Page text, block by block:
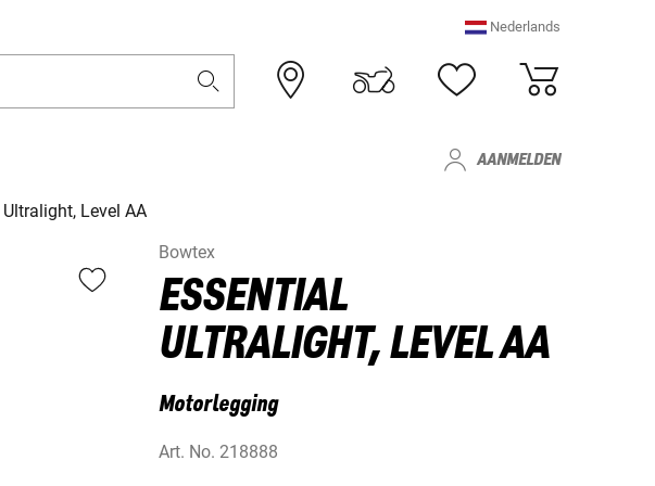
Nederlands
AANMELDEN
Level AA
Bowtex
ESSENTIAL
ULTRALIGHT, LEVEL AA
Motorlegging
Art. No. 218888